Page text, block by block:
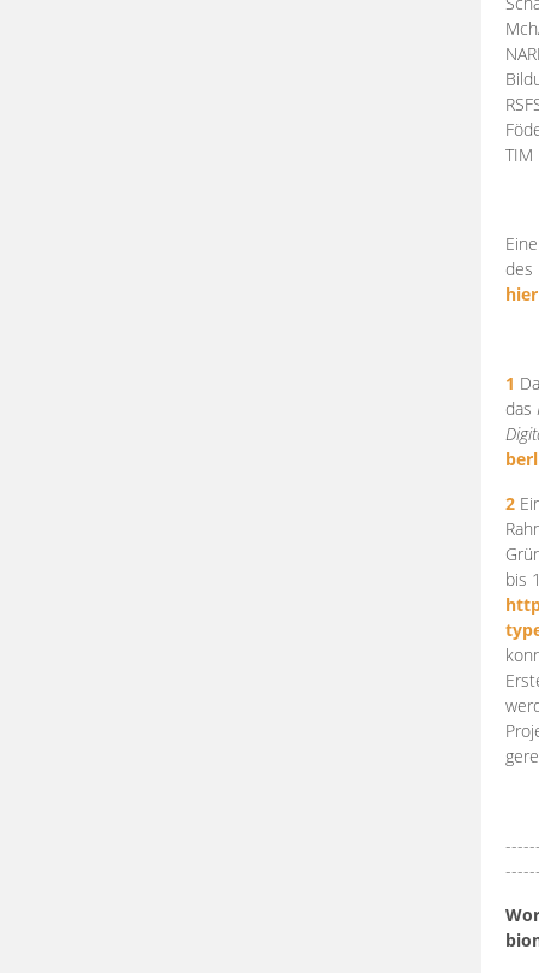
des
hier
1
das
2
bis